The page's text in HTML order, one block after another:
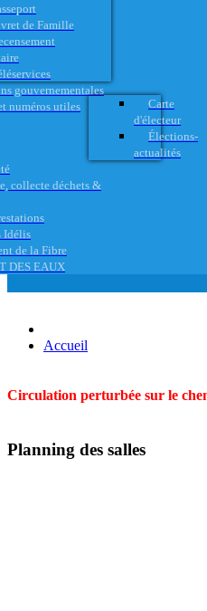
de Famille
gouvernementales
numéros utiles
Carte
d'électeur
Élections-
actualités
collecte déchets &
Idélis
de la Fibre
DES EAUX
Accueil
Circulation perturbée sur le
Planning des salles